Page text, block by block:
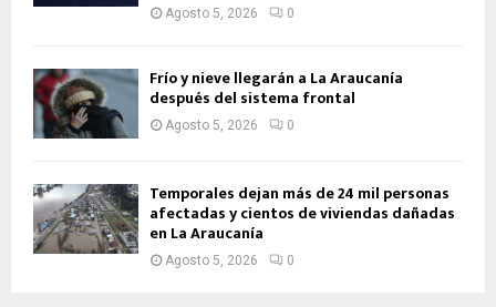
Agosto 5, 2026 0
Frío y nieve llegarán a La Araucanía
después del sistema frontal
Agosto 5, 2026 0
Temporales dejan más de 24 mil personas
afectadas y cientos de viviendas dañadas
en La Araucanía
Agosto 5, 2026 0